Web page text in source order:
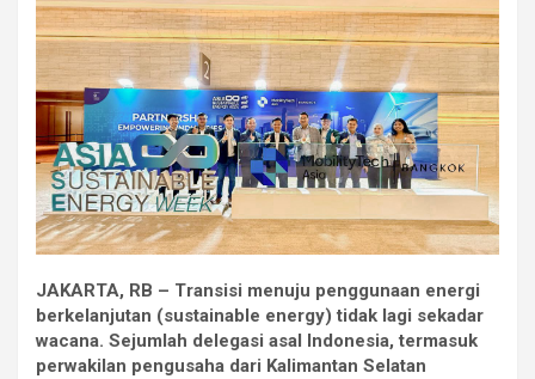
JAKARTA, RB – Transisi menuju penggunaan energi
berkelanjutan (sustainable energy) tidak lagi sekadar
wacana. Sejumlah delegasi asal Indonesia, termasuk
perwakilan pengusaha dari Kalimantan Selatan